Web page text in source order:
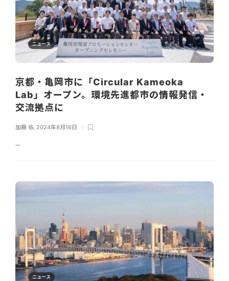
ニュース
京都・亀岡市に「Circular Kameoka
Lab」オープン。環境先進都市の情報発信・
交流拠点に
加藤 佑 2024年8月16日
...
ニュース